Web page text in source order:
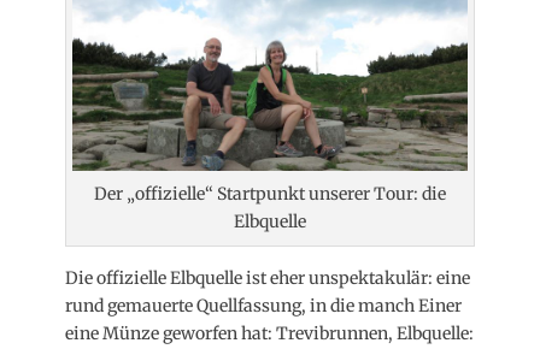
Der „offizielle“ Startpunkt unserer Tour: die
Elbquelle
Die offizielle Elbquelle ist eher unspektakulär: eine
rund gemauerte Quellfassung, in die manch Einer
eine Münze geworfen hat: Trevibrunnen, Elbquelle: